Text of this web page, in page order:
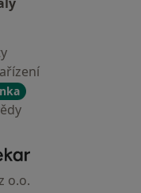
- Hlavní stránka
o.o.